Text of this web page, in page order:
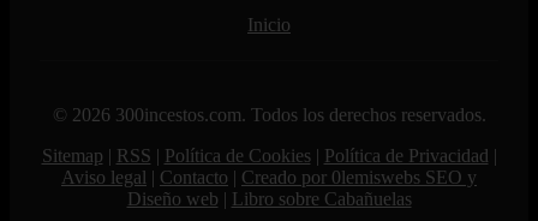
Inicio
© 2026 300incestos.com. Todos los derechos reservados.
Sitemap | RSS | Política de Cookies| Política de Privacidad |
Aviso legal | Contacto | Creado por 0lemiswebs SEO y
Diseño web | Libro sobre Cabañuelas